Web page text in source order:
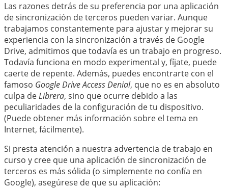
Las razones detrás de su preferencia por una aplicación
de sincronización de terceros pueden variar. Aunque
trabajamos constantemente para ajustar y mejorar su
experiencia con la sincronización a través de Google
Drive, admitimos que todavía es un trabajo en progreso.
Todavía funciona en modo experimental y, fíjate, puede
caerte de repente. Además, puedes encontrarte con el
famoso Google Drive Access Denial, que no es en absoluto
culpa deLibrera, sino que ocurre debido a las
peculiaridades de la configuración de tu dispositivo.
(Puede obtener más información sobre el tema en
Internet, fácilmente).
Si presta atención a nuestra advertencia de trabajo en
curso y cree que una aplicación de sincronización de
terceros es más sólida (o simplemente no confía en
Google), asegúrese de que su aplicación: